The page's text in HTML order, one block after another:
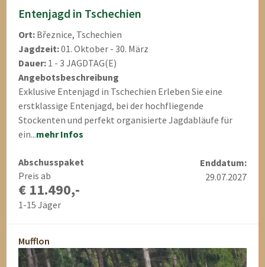
Entenjagd in Tschechien
Ort: Březnice, Tschechien
Jagdzeit:01. Oktober - 30. März
Dauer: 1 - 3 JAGDTAG(E)
Angebotsbeschreibung
Exklusive Entenjagd in Tschechien Erleben Sie eine
erstklassige Entenjagd, bei der hochfliegende
Stockenten und perfekt organisierte Jagdabläufe für
ein...mehr Infos
Abschusspaket
Preis ab
€ 11.490,-
1-15 Jäger
Enddatum:
29.07.2027
Mufflon